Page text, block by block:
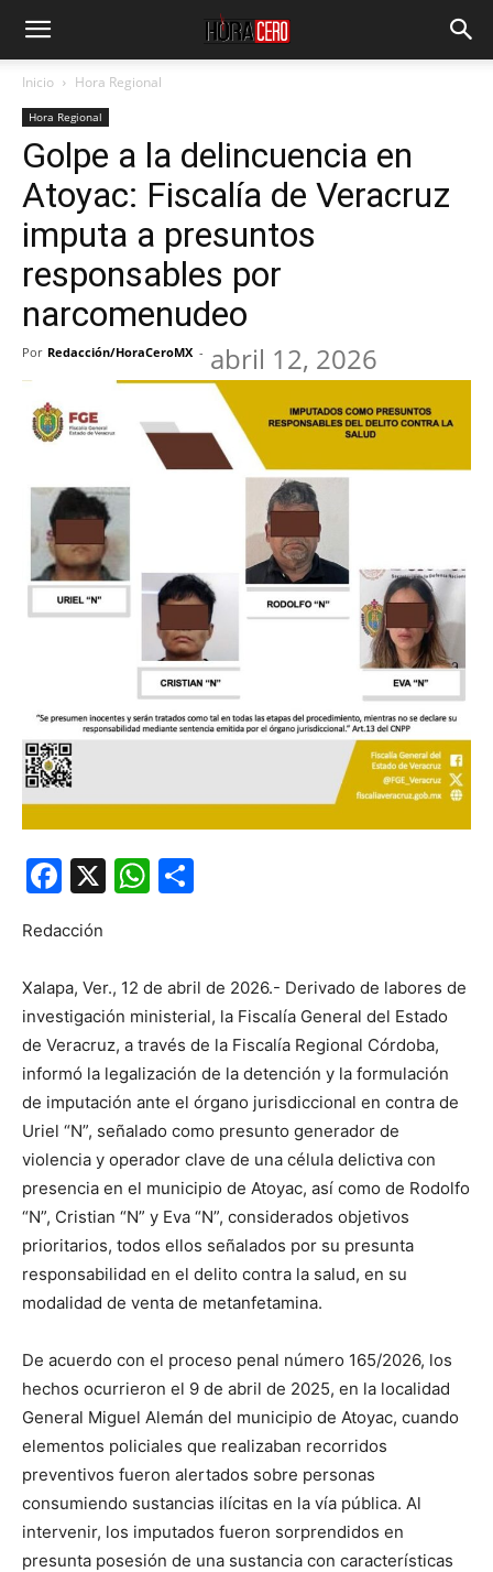
Inicio Hora Regional
Hora Regional
Golpe a la delincuencia en
Atoyac: Fiscalía de Veracruz
imputa a presuntos
responsables por
narcomenudeo
Por Redacción/HoraCeroMX - abril 12, 2026
Facebook
X WhatsApp
Redacción
Xalapa, Ver., 12 de abril de 2026.- Derivado de labores de
investigación ministerial, la Fiscalía General del Estado
de Veracruz, a través de la Fiscalía Regional Córdoba,
informó la legalización de la detención y la formulación
de imputación ante el órgano jurisdiccional en contra de
Uriel “N”, señalado como presunto generador de
violencia y operador clave de una célula delictiva con
presencia en el municipio de Atoyac, así como de Rodolfo
“N”, Cristian “N” y Eva “N”, considerados objetivos
prioritarios, todos ellos señalados por su presunta
responsabilidad en el delito contra la salud, en su
modalidad de venta de metanfetamina.
De acuerdo con el proceso penal número 165/2026, los
hechos ocurrieron el 9 de abril de 2025, en la localidad
General Miguel Alemán del municipio de Atoyac, cuando
elementos policiales que realizaban recorridos
preventivos fueron alertados sobre personas
consumiendo sustancias ilícitas en la vía pública. Al
intervenir, los imputados fueron sorprendidos en
presunta posesión de una sustancia con características